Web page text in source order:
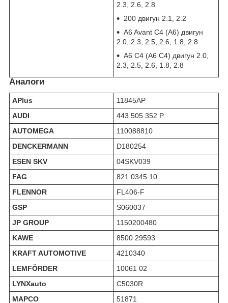
2.3, 2.6, 2.8
200 двигун 2.1, 2.2
A6 Avant C4 (А6) двигун
2.0, 2.3, 2.5, 2.6, 1.8, 2.8
A6 C4 (А6 С4) двигун 2.0,
2.3, 2.5, 2.6, 1.8, 2.8
Аналоги
APlus
11845AP
AUDI
443 505 352 P
AUTOMEGA
110088810
DENCKERMANN
D180254
ESEN SKV
04SKV039
FAG
821 0345 10
FLENNOR
FL406-F
GSP
S060037
JP GROUP
1150200480
KAWE
8500 29593
KRAFT AUTOMOTIVE
4210340
LEMFÖRDER
10061 02
LYNXauto
C5030R
MAPCO
51871